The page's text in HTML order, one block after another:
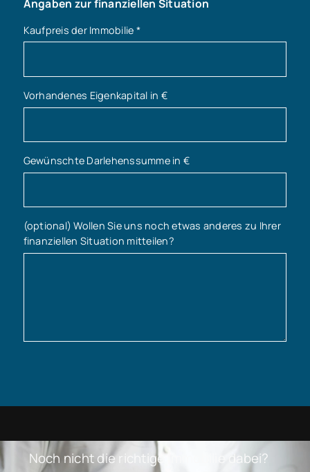
Angaben zur finanziellen Situation
Kaufpreis der Immobilie *
Vorhandenes Eigenkapital in €
Gewünschte Darlehenssumme in €
(optional) Wollen Sie uns noch etwas anderes zu Ihrer
finanziellen Situation mitteilen?
Noch nicht die richtige Immobilie dabei?